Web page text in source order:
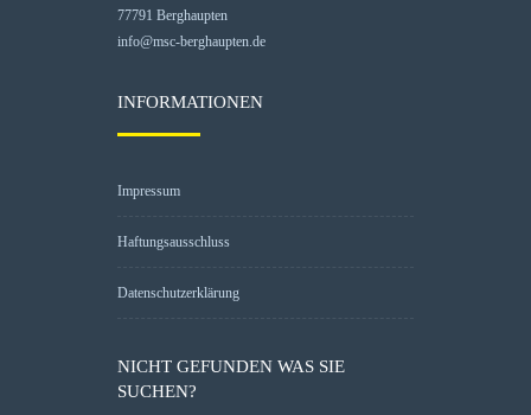
77791 Berghaupten
info@msc-berghaupten.de
INFORMATIONEN
Impressum
Haftungsausschluss
Datenschutzerklärung
NICHT GEFUNDEN WAS SIE
SUCHEN?